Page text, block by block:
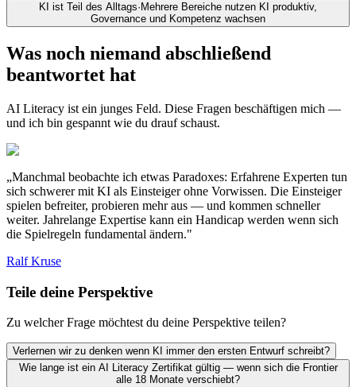
KI ist Teil des Alltags· Mehrere Bereiche nutzen KI produktiv,
Governance und Kompetenz wachsen
Was noch niemand abschließend
beantwortet hat
AI Literacy ist ein junges Feld. Diese Fragen beschäftigen mich —
und ich bin gespannt wie du drauf schaust.
„Manchmal beobachte ich etwas Paradoxes: Erfahrene Experten tun
sich schwerer mit KI als Einsteiger ohne Vorwissen. Die Einsteiger
spielen befreiter, probieren mehr aus — und kommen schneller
weiter. Jahrelange Expertise kann ein Handicap werden wenn sich
die Spielregeln fundamental ändern."
Ralf Kruse
Teile deine Perspektive
Zu welcher Frage möchtest du deine Perspektive teilen?
Verlernen wir zu denken wenn KI immer den ersten Entwurf schreibt?
Wie lange ist ein AI Literacy Zertifikat gültig — wenn sich die Frontier
alle 18 Monate verschiebt?